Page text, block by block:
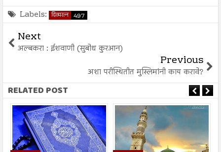
Labels: दिव्यरत्न 497
Next
अल्बकरा : ईशवाणी (सुबोध कुरआन)
Previous
अशा परीस्थितीत मुस्लिमांनी काय करावे?
RELATED POST